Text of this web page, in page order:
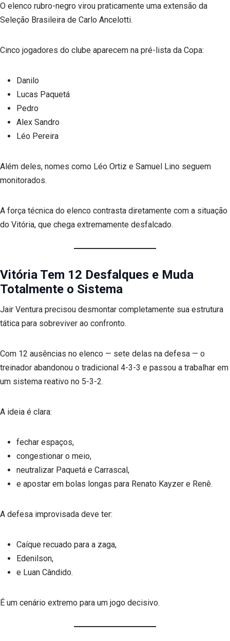
O elenco rubro-negro virou praticamente uma extensão da
Seleção Brasileira de Carlo Ancelotti.
Cinco jogadores do clube aparecem na pré-lista da Copa:
Danilo
Lucas Paquetá
Pedro
Alex Sandro
Léo Pereira
Além deles, nomes como Léo Ortiz e Samuel Lino seguem
monitorados.
A força técnica do elenco contrasta diretamente com a situação
do Vitória, que chega extremamente desfalcado.
Vitória Tem 12 Desfalques e Muda
Totalmente o Sistema
Jair Ventura precisou desmontar completamente sua estrutura
tática para sobreviver ao confronto.
Com 12 ausências no elenco — sete delas na defesa — o
treinador abandonou o tradicional 4-3-3 e passou a trabalhar em
um sistema reativo no 5-3-2.
A ideia é clara:
fechar espaços,
congestionar o meio,
neutralizar Paquetá e Carrascal,
e apostar em bolas longas para Renato Kayzer e Renê.
A defesa improvisada deve ter:
Caíque recuado para a zaga,
Edenilson,
e Luan Cândido.
É um cenário extremo para um jogo decisivo.